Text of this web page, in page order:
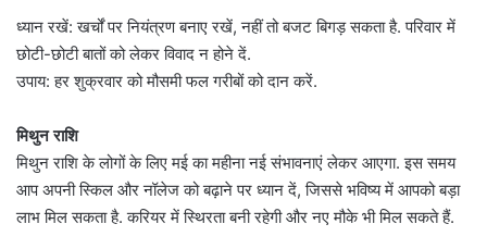
ध्यान रखें: खर्चों पर नियंत्रण बनाए रखें, नहीं तो बजट बिगड़ सकता है. परिवार में
छोटी-छोटी बातों को लेकर विवाद न होने दें.
उपाय: हर शुक्रवार को मौसमी फल गरीबों को दान करें.
मिथुन राशि
मिथुन राशि के लोगों के लिए मई का महीना नई संभावनाएं लेकर आएगा. इस समय
आप अपनी स्किल और नॉलेज को बढ़ाने पर ध्यान दें, जिससे भविष्य में आपको बड़ा
लाभ मिल सकता है. करियर में स्थिरता बनी रहेगी और नए मौके भी मिल सकते हैं.